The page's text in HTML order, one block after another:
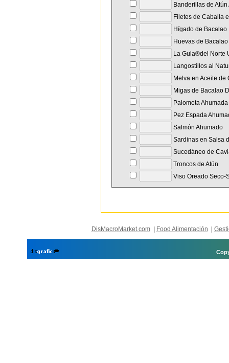
Banderillas de
Filetes de Caballa
Hígado de Bacalao
Huevas de Bacalao
La Gula®del Norte
Langostillos al
Melva en Aceite de
Migas de Bacalao
Palometa
Pez Espada
Salmón Ahumado
Sardinas en Salsa
Sucedáneo de
Troncos de Atún
Viso Oreado Seco-
DisMacroMarket.com| Food Alimentación